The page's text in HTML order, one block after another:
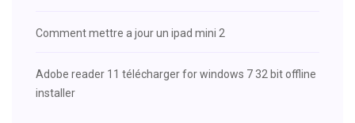
Comment mettre a jour un ipad mini 2
Adobe reader 11 télécharger for windows 7 32 bit offline
installer